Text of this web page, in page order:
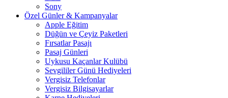
Sony
Özel Günler & Kampanyalar
Apple Eğitim
Düğün ve Çeyiz Paketleri
Fırsatlar Pasajı
Pasaj Günleri
Uykusu Kaçanlar Kulübü
Sevgililer Günü Hediyeleri
Vergisiz Telefonlar
Vergisiz Bilgisayarlar